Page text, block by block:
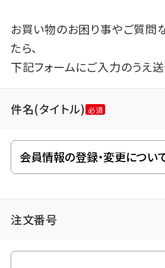
お買い物のお困り事やご質問
たら、
下記フォームにご入力のうえ送
件名(タイトル)
注文番号